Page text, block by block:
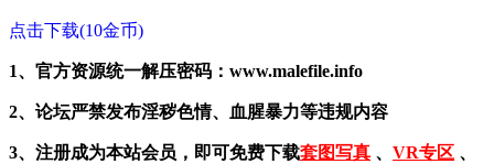
点击下载(10金币)
1、官方资源统一解压密码：www.malefile.info
2、论坛严禁发布淫秽色情、血腥暴力等违规内容
3、注册成为本站会员，即可免费下载套图写真 、 VR专区 、